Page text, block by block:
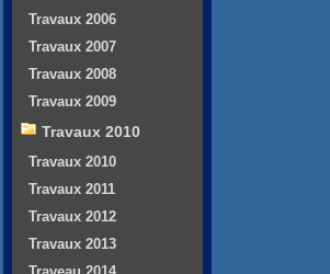
Travaux 2006
Travaux 2007
Travaux 2008
Travaux 2009
Travaux 2010
Travaux 2010
Travaux 2011
Travaux 2012
Travaux 2013